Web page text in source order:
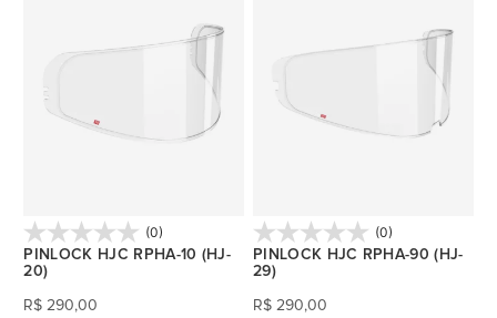
(0)
PINLOCK HJC RPHA-10 (HJ-
20)
R$ 290,00
(0)
PINLOCK HJC RPHA-90 (HJ-
29)
R$ 290,00